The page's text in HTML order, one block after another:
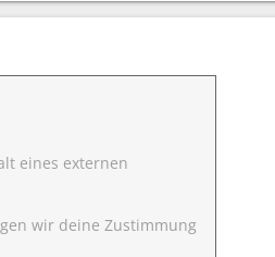
eines externen
wir deine Zustimmung